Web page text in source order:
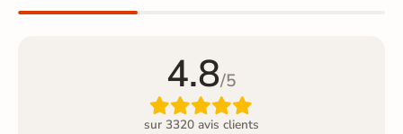
4.8/5

sur 3320 avis clients